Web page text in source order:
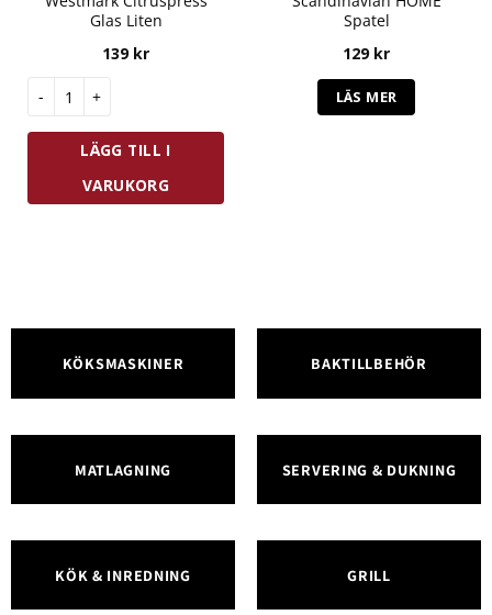
Glas Liten
139 kr
Westmark Citruspress Glas Liten mängd
LÄGG TILL I
VARUKORG
Spatel
129 kr
LÄS MER
KÖKSMASKINER BAKTILLBEHÖR
MATLAGNING SERVERING & DUKNING
KÖK & INREDNING GRILL